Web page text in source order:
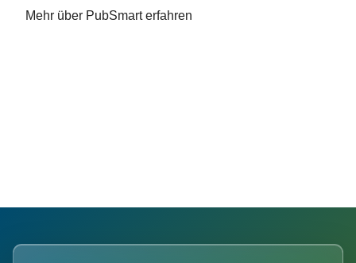
Mehr über PubSmart erfahren